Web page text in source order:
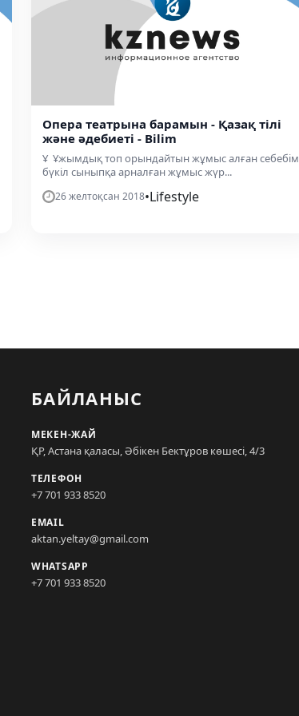
Опера театрына барамын - Қазақ тілі
және әдебиеті - Bilim
Ұ Ұжымдық топ орындайтын жұмыс алған себебім
бүкіл сыныпқа арналған жұмыс жүр...
26 желтоқсан 2018•Lifestyle
БАЙЛАНЫС
МЕКЕН-ЖАЙ
ҚР, Астана қаласы, Әбікен Бектұров көшесі, 4/3
ТЕЛЕФОН
+7 701 933 8520
EMAIL
aktan.yeltay@gmail.com
WHATSAPP
+7 701 933 8520